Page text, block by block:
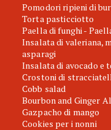
Pomodori ripieni di
Torta pasticciotto
Paella di funghi -
Insalata di valeriana,
asparagi
Insalata di avocado e
Crostoni di
Cobb salad
Bourbon and Ginger
Gazpacho di mango
Cookies per i nonni